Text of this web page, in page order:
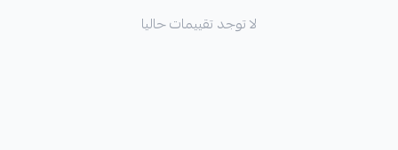
لا توجد تقييمات حاليا